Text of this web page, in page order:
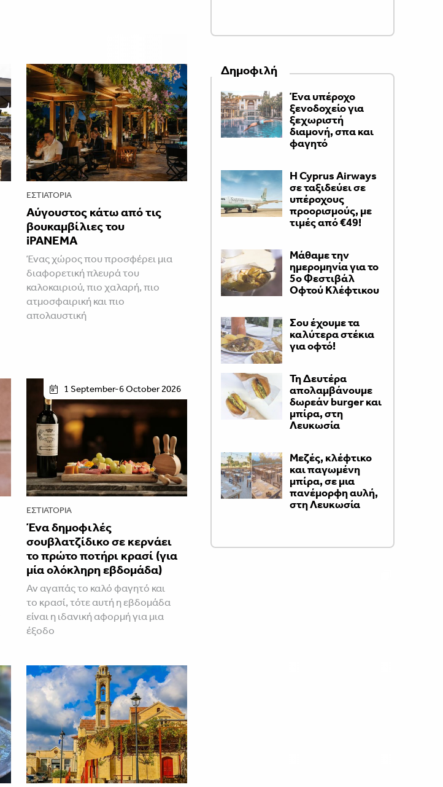
ΕΣΤΙΑΤΌΡΙΑ
Αύγουστος κάτω από τις
βουκαμβίλιες του
iPANEMA
Ένας χώρος που προσφέρει μια
διαφορετική πλευρά του
καλοκαιριού, πιο χαλαρή, πιο
ατμοσφαιρική και πιο
απολαυστική
1 September-6 October 2026
ΕΣΤΙΑΤΌΡΙΑ
Ένα δημοφιλές
σουβλατζίδικο σε κερνάει
το πρώτο ποτήρι κρασί (για
μία ολόκληρη εβδομάδα)
Αν αγαπάς το καλό φαγητό και
το κρασί, τότε αυτή η εβδομάδα
είναι η ιδανική αφορμή για μια
έξοδο
Δημοφιλή
Ένα υπέροχο
ξενοδοχείο για
ξεχωριστή
διαμονή, σπα και
φαγητό
H Cyprus Airways
σε ταξιδεύει σε
υπέροχους
προορισμούς, με
τιμές από €49!
Μάθαμε την
ημερομηνία για το
5ο Φεστιβάλ
Οφτού Κλέφτικου
Σου έχουμε τα
καλύτερα στέκια
για οφτό!
Τη Δευτέρα
απολαμβάνουμε
δωρεάν burger και
μπίρα, στη
Λευκωσία
Μεζές, κλέφτικο
και παγωμένη
μπίρα, σε μια
πανέμορφη αυλή,
στη Λευκωσία